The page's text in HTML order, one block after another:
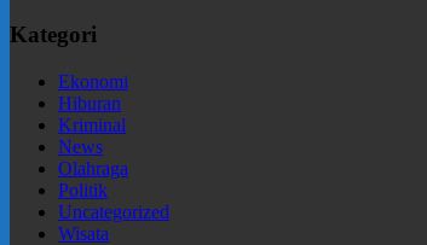
Kategori
Ekonomi
Hiburan
Kriminal
News
Olahraga
Politik
Uncategorized
Wisata